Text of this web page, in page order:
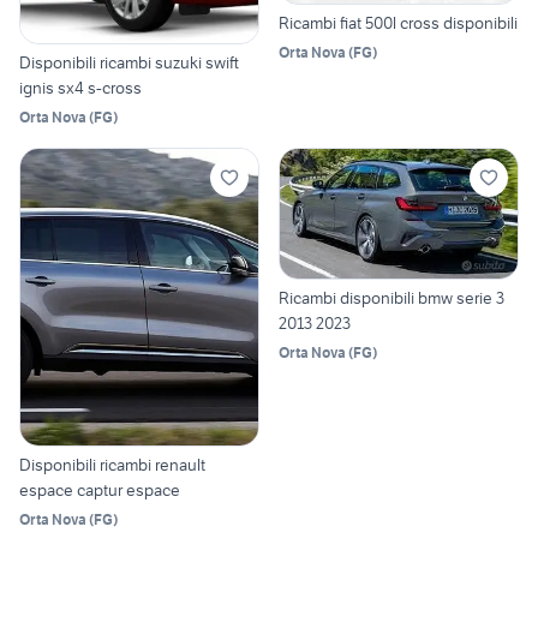
Disponibili ricambi suzuki swift
ignis sx4 s-cross
Orta Nova (FG)
Ricambi fiat 500l cross disponibili
Orta Nova (FG)
Disponibili ricambi renault
espace captur espace
Orta Nova (FG)
Ricambi disponibili bmw serie 3
2013 2023
Orta Nova (FG)